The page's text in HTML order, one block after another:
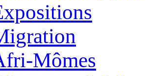
Mômes